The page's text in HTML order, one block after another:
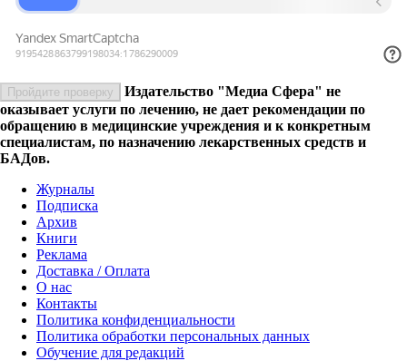
Пройдите проверку
Издательство "Медиа Сфера" не
оказывает услуги по лечению, не дает рекомендации по
обращению в медицинские учреждения и к конкретным
специалистам, по назначению лекарственных средств и
БАДов.
Журналы
Подписка
Архив
Книги
Реклама
Доставка / Оплата
О нас
Контакты
Политика конфиденциальности
Политика обработки персональных данных
Обучение для редакций